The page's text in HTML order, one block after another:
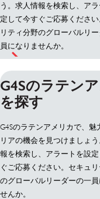
う。求人情報を検索し、ア
定して今すぐご応募ください
リティ分野のグローバルリ
員になりませんか。
G4Sのラテン
を探す
G4Sのラテンアメリカで、魅
リアの機会を見つけましょ
報を検索し、アラートを設
ぐご応募ください。セキュ
のグローバルリーダーの一員
せんか。